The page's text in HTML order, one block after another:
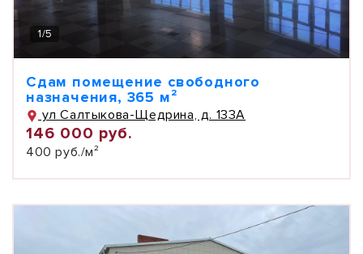
1/5
Сдам помещение свободного
назначения, 365 м²
ул Салтыкова-Щедрина, д. 133А
146 000 руб.
400 руб./м²